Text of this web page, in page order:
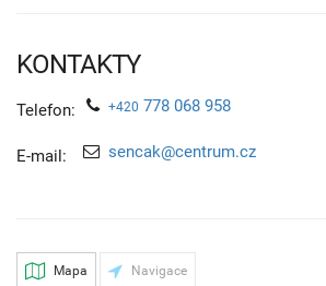
KONTAKTY
Telefon: +420 778 068 958
E-mail: sencak@centrum.cz
Mapa Navigace